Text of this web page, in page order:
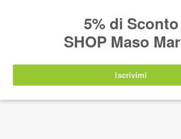
IT EN DE
nuovamente disponibili a partire da
agosto 2026.